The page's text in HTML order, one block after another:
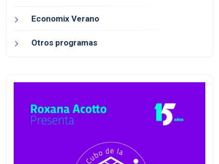
Economix Verano
Otros programas